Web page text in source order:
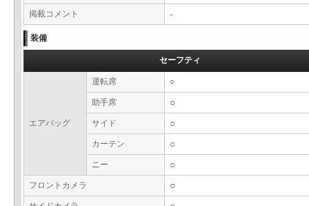
掲載コメント -
装備
セーフティ
エアバッグ
運転席 ○
助手席 ○
サイド ○
カーテン ○
ニー ○
フロントカメラ ○